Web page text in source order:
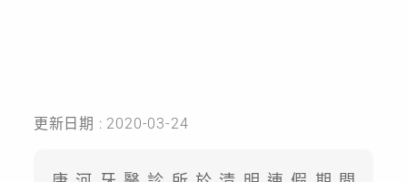
更新日期 : 2020-03-24